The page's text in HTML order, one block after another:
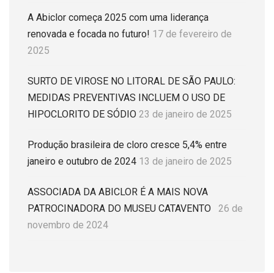
A Abiclor começa 2025 com uma liderança
renovada e focada no futuro! 17 de fevereiro de
2025
SURTO DE VIROSE NO LITORAL DE SÃO PAULO:
MEDIDAS PREVENTIVAS INCLUEM O USO DE
HIPOCLORITO DE SÓDIO 23 de janeiro de 2025
Produção brasileira de cloro cresce 5,4% entre
janeiro e outubro de 2024 13 de janeiro de 2025
ASSOCIADA DA ABICLOR É A MAIS NOVA
PATROCINADORA DO MUSEU CATAVENTO
26 de
novembro de 2024